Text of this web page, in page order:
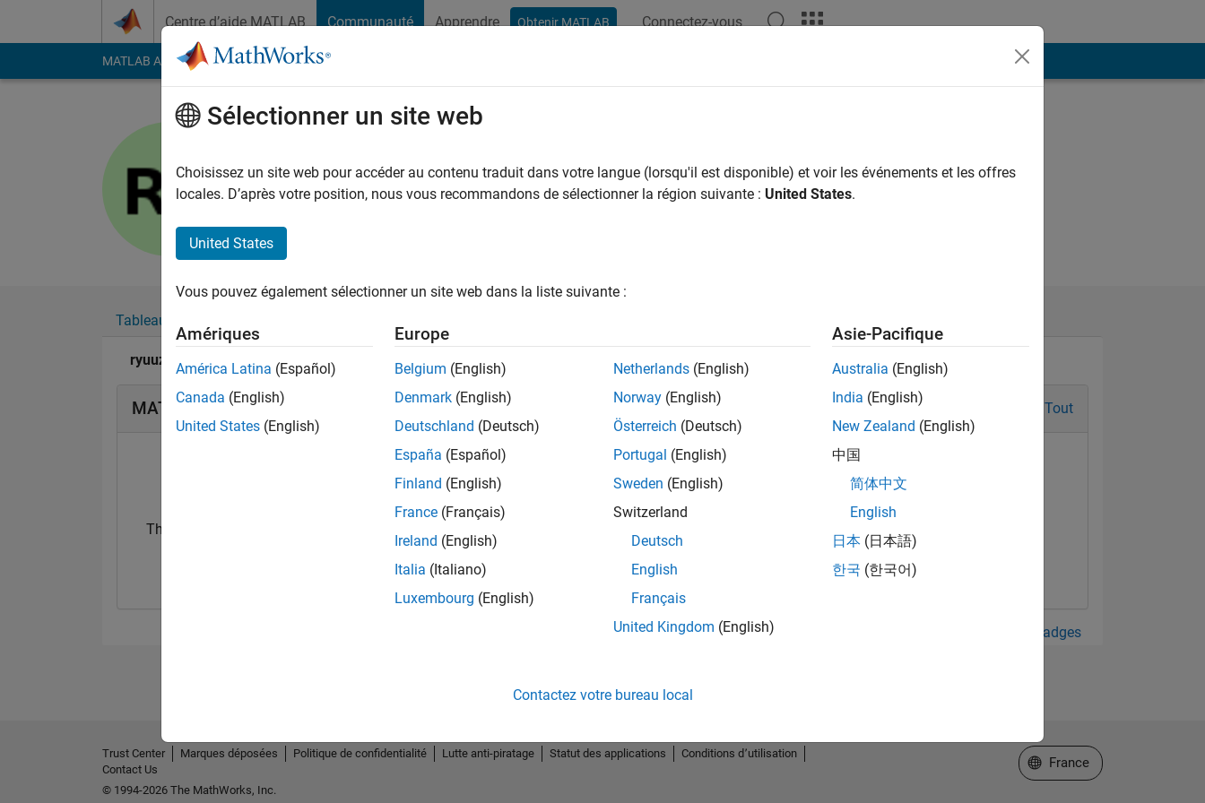
Centre d’aide MATLAB Communauté Apprendre Obtenir MATLAB Connectez-vous
MATLAB Answers File Exchange Cody
Last seen: plus d'un an il y a|Actif depuis 2024
Followers:0Following:0
Tableau de bord
ryuuzi's Badges
MATLAB Answers Badges Tout
Thankful Level 1
Afficher tout Badges
Sélectionner un site web
Choisissez un site web pour accéder au contenu traduit dans votre langue (lorsqu'il est disponible) et voir les événements et les offres
locales. D’après votre position, nous vous recommandons de sélectionner la région suivante : United States.
United States
Vous pouvez également sélectionner un site web dans la liste suivante :
Amériques
América Latina (Español)
Canada (English)
United States (English)
Europe
Belgium (English)
Denmark (English)
Deutschland (Deutsch)
España (Español)
Finland (English)
France (Français)
Ireland (English)
Italia (Italiano)
Luxembourg (English)
Netherlands (English)
Norway (English)
Österreich (Deutsch)
Portugal (English)
Sweden (English)
Switzerland
Deutsch
English
Français
United Kingdom (English)
Asie-Pacifique
Australia (English)
India (English)
New Zealand (English)
中国
简体中文
English
日本 (日本語)
한국 (한국어)
Contactez votre bureau local
Trust Center Marques déposées Politique de confidentialité Lutte anti-piratage Statut des applications
Conditions d՚utilisation
Contact Us
© 1994-2026 The MathWorks, Inc.
Sélectionner un site web
France